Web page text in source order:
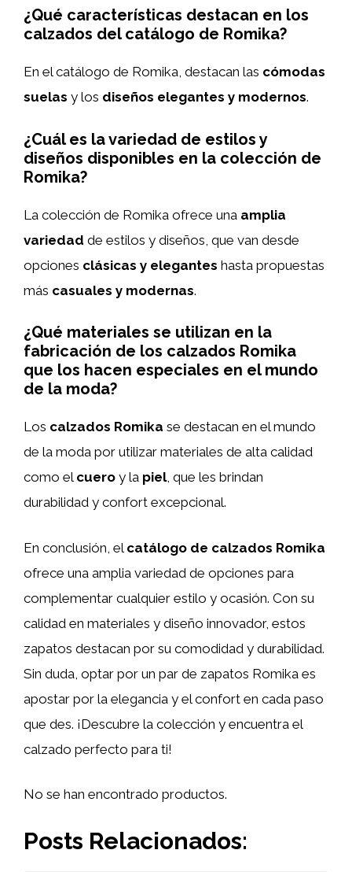
¿Qué características destacan en los
calzados del catálogo de Romika?
En el catálogo de Romika, destacan las cómodas
suelas y los diseños elegantes y modernos.
¿Cuál es la variedad de estilos y
diseños disponibles en la colección de
Romika?
La colección de Romika ofrece una amplia
variedad de estilos y diseños, que van desde
opciones clásicas y elegantes hasta propuestas
más casuales y modernas.
¿Qué materiales se utilizan en la
fabricación de los calzados Romika
que los hacen especiales en el mundo
de la moda?
Los calzados Romika se destacan en el mundo
de la moda por utilizar materiales de alta calidad
como el cuero y la piel, que les brindan
durabilidad y confort excepcional.
En conclusión, el catálogo de calzados Romika
ofrece una amplia variedad de opciones para
complementar cualquier estilo y ocasión. Con su
calidad en materiales y diseño innovador, estos
zapatos destacan por su comodidad y durabilidad.
Sin duda, optar por un par de zapatos Romika es
apostar por la elegancia y el confort en cada paso
que des. ¡Descubre la colección y encuentra el
calzado perfecto para ti!
No se han encontrado productos.
Posts Relacionados: